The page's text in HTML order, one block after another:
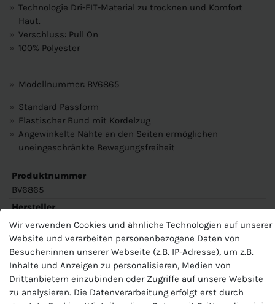
Technologie Dri-FIT-Material zu trocknen und Komfort
Haut.
Verschluss: Pull On
100% Polyester
Modellnummer: BV6865
Standard Passform
Elastischer Bund mit Kordelzug
Angewinkelte Nähte an den Seiten ermöglichen
uneingeschränkte Bewegungsfreiheit
Produktnummer
BV6865
Hersteller
Nike
EU-Verantwortlicher
Nike European Operations Netherlands B.V., Colosseum 1 ,
1213 NL Hilversum , Niederlande, +49 3034649110,
serviceinfo.de@nike.com
Wir verwenden Cookies und ähnliche Technologien auf unserer
Website und verarbeiten personenbezogene Daten von
Besucher:innen unserer Webseite (z.B. IP-Adresse), um z.B.
Inhalte und Anzeigen zu personalisieren, Medien von
Drittanbietern einzubinden oder Zugriffe auf unsere Website
zu analysieren. Die Datenverarbeitung erfolgt erst durch